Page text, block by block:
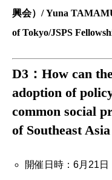
興会）/ Yuna
of Tokyo/JSPS
D3：How can
adoption of
common social
of Southeast
開催日時：6月21